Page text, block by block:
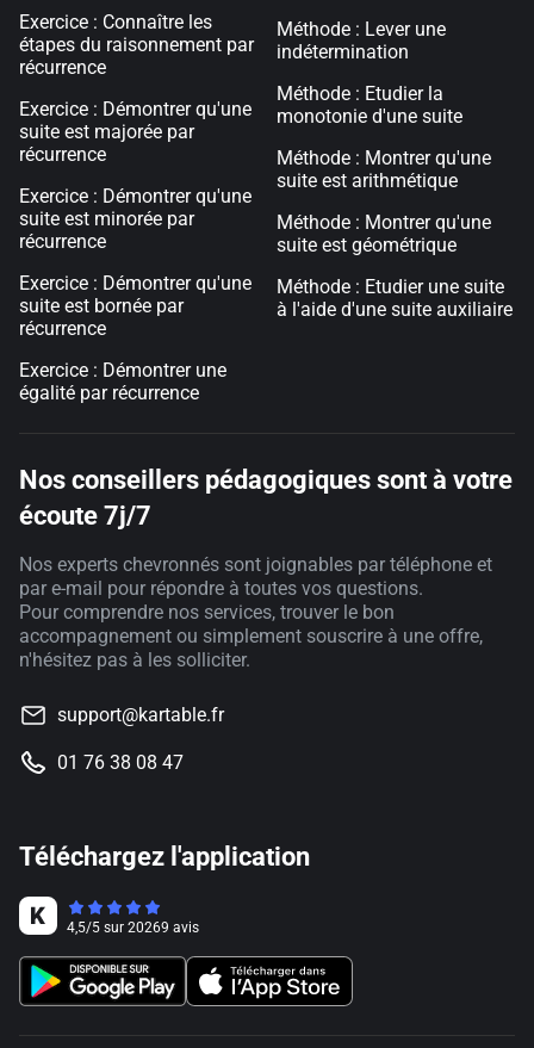
Exercice : Connaître les
étapes du raisonnement par
récurrence
Exercice : Démontrer qu'une
suite est majorée par
récurrence
Exercice : Démontrer qu'une
suite est minorée par
récurrence
Exercice : Démontrer qu'une
suite est bornée par
récurrence
Exercice : Démontrer une
égalité par récurrence
Méthode : Lever une
indétermination
Méthode : Etudier la
monotonie d'une suite
Méthode : Montrer qu'une
suite est arithmétique
Méthode : Montrer qu'une
suite est géométrique
Méthode : Etudier une suite
à l'aide d'une suite auxiliaire
Nos conseillers pédagogiques sont à votre
écoute 7j/7
Nos experts chevronnés sont joignables par téléphone et
par e-mail pour répondre à toutes vos questions.
Pour comprendre nos services, trouver le bon
accompagnement ou simplement souscrire à une offre,
n'hésitez pas à les solliciter.
support@kartable.fr
01 76 38 08 47
Téléchargez l'application
4,5/5 sur 20269 avis